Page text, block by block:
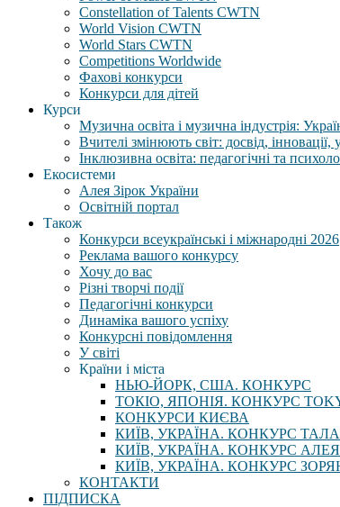
Constellation of Talents CWTN
World Vision CWTN
World Stars CWTN
Competitions Worldwide
Фахові конкурси
Конкурси для дітей
Курси
Музична освіта і музична індустрія:
Вчителі змінюють світ: досвід, інновації,
Інклюзивна освіта: педагогічні та
Екосистеми
Алея Зірок України
Освітній портал
Також
Конкурси всеукраїнські і міжнародні 2026
Реклама вашого конкурсу
Хочу до вас
Різні творчі події
Педагогічні конкурси
Динаміка вашого успіху
Конкурсні повідомлення
У світі
Країни і міста
НЬЮ-ЙОРК, США. КОНКУРС
ТОКІО, ЯПОНІЯ. КОНКУРС
КОНКУРСИ КИЄВА
КИЇВ, УКРАЇНА. КОНКУРС
КИЇВ, УКРАЇНА. КОНКУРС АЛЕЯ
КИЇВ, УКРАЇНА. КОНКУРС
КОНТАКТИ
ПІДПИСКА